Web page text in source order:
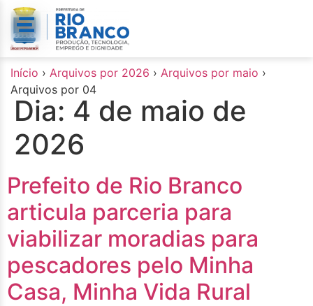
conteúdo
Início › Arquivos por 2026 › Arquivos por maio ›
Arquivos por 04
Dia: 4 de maio de
2026
Prefeito de Rio Branco
articula parceria para
viabilizar moradias para
pescadores pelo Minha
Casa, Minha Vida Rural